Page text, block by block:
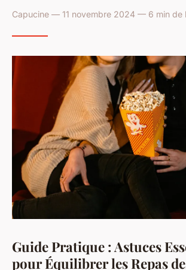
Capucine — 11 novembre 2024 — 6 min de
Guide Pratique : Astuces
pour Équilibrer les Repas